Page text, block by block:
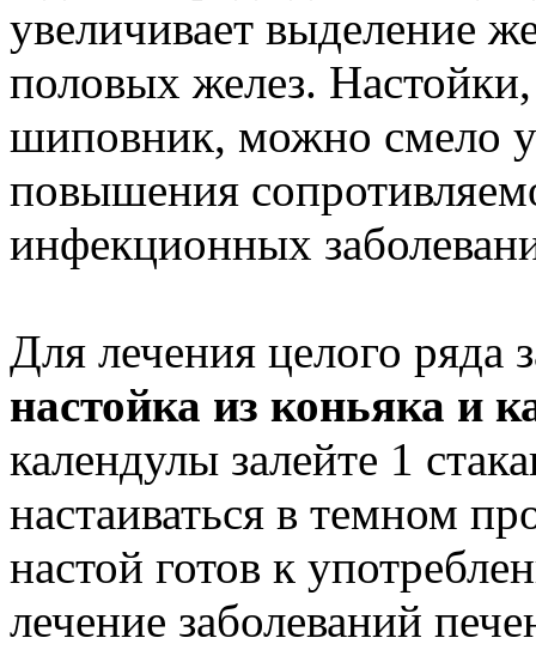
увеличивает выделение
половых желез.
шиповник, можно смело
повышения
инфекционных
Для лечения целого ряда
настойка из коньяка и
календулы залейте 1
настаиваться в темном
настой готов к
лечение заболеваний